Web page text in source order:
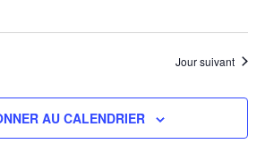
Jour suivant
AU CALENDRIER